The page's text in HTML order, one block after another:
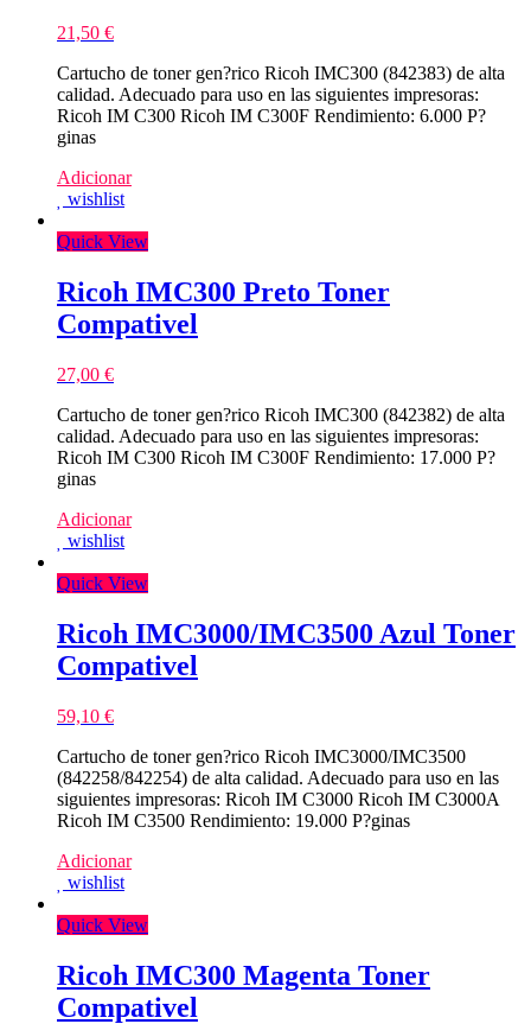
21,50 €
Cartucho de toner gen?rico Ricoh IMC300 (842383) de alta
calidad. Adecuado para uso en las siguientes impresoras:
Ricoh IM C300 Ricoh IM C300F Rendimiento: 6.000 P?
ginas
Adicionar
wishlist
Quick View
Ricoh IMC300 Preto Toner
Compativel
27,00 €
Cartucho de toner gen?rico Ricoh IMC300 (842382) de alta
calidad. Adecuado para uso en las siguientes impresoras:
Ricoh IM C300 Ricoh IM C300F Rendimiento: 17.000 P?
ginas
Adicionar
wishlist
Quick View
Ricoh IMC3000/IMC3500 Azul Toner
Compativel
59,10 €
Cartucho de toner gen?rico Ricoh IMC3000/IMC3500
(842258/842254) de alta calidad. Adecuado para uso en las
siguientes impresoras: Ricoh IM C3000 Ricoh IM C3000A
Ricoh IM C3500 Rendimiento: 19.000 P?ginas
Adicionar
wishlist
Quick View
Ricoh IMC300 Magenta Toner
Compativel